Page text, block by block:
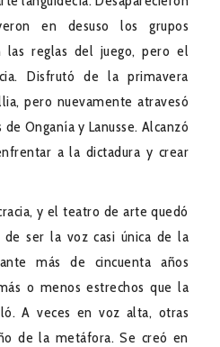
en desuso los grupos
las reglas del juego, pero el
Disfrutó de la primavera
pero nuevamente atravesó
Onganía y Lanusse. Alcanzó
a la dictadura y crear
y el teatro de arte quedó
ser la voz casi única de la
más de cincuenta años
o menos estrechos que la
A veces en voz alta, otras
de la metáfora. Se creó en